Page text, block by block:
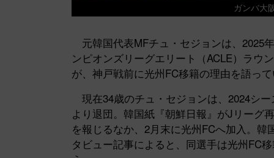
ガンバ大
元韓国代表MFチュ・セジョンは、2025
ンピオンズリーグエリート（ACLE）ラウ
が、神戸戦前に光州FC移籍の理由を語っ
現在34歳のチュ・セジョンは、2024シ
より退団。韓国紙『朝鮮日報』がJリーグ
を報じるなか、2月末に光州FCへ加入。
タビュー記事によると、同選手は光州FC